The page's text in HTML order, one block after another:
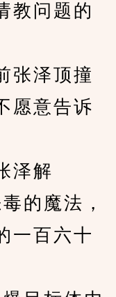
教问题的
泽顶撞
愿意告诉
泽解
的魔法，
一百六十